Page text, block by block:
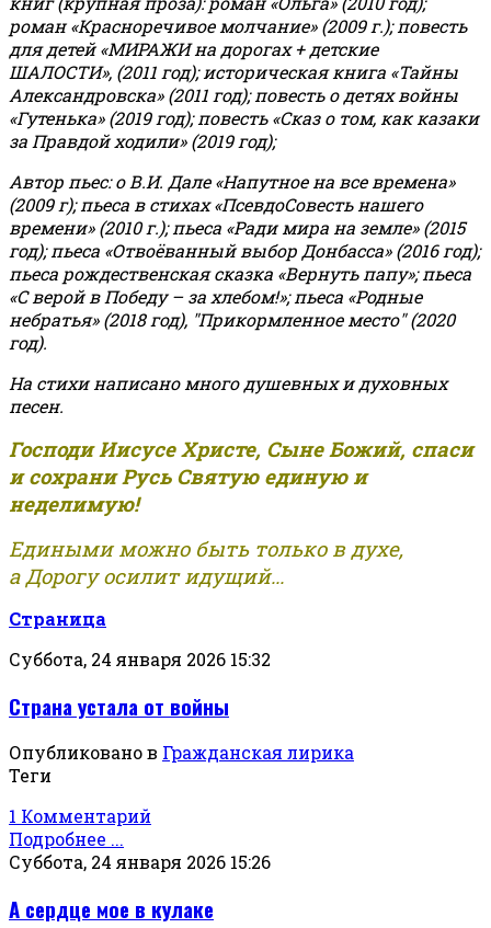
роман «Красноречивое молчание» (2009 г.); повесть
для детей «МИРАЖИ на дорогах + детские
ШАЛОСТИ», (2011 год); историческая книга «Тайны
Александровска» (2011 год); повесть о детях войны
«Гутенька» (2019 год); повесть «Сказ о том, как казаки
за Правдой ходили» (2019 год);
Автор пьес: о В.И. Дале «Напутное на все времена»
(2009 г); пьеса в стихах «ПсевдоСовесть нашего
времени» (2010 г.); пьеса «Ради мира на земле» (2015
год); пьеса «Отвоёванный выбор Донбасса» (2016 год);
пьеса рождественская сказка «Вернуть папу»; пьеса
«С верой в Победу – за хлебом!»;пьеса «Родные
небратья» (2018 год), "Прикормленное место" (2020
год).
На стихи написано много душевных и духовных
песен.
Господи Иисусе Христе, Сыне Божий, спаси
и сохрани Русь Святую единую и
неделимую!
Едиными можно быть только в духе,
а Дорогу осилит идущий...
Страница
Суббота, 24 января 2026 15:32
Страна устала от войны
Опубликовано в Гражданская лирика
Теги
1 Комментарий
Подробнее ...
Суббота, 24 января 2026 15:26
А сердце мое в кулаке